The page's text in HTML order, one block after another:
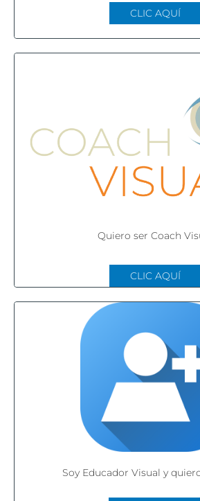
CLIC AQUÍ
Quiero ser Coach
CLIC AQUÍ
Soy Educador Visual y